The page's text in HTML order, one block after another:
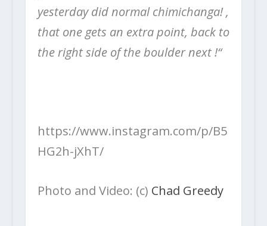
yesterday did normal chimichanga! ,
that one gets an extra point, back to
the right side of the boulder next !“
https://www.instagram.com/p/B5
HG2h-jXhT/
Photo and Video: (c) Chad Greedy